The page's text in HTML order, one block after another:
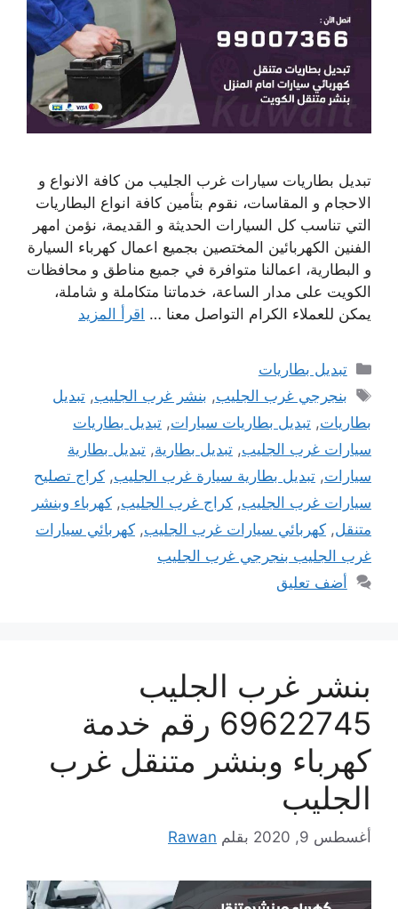
تبديل بطاريات سيارات غرب الجليب من كافة الانواع و
الاحجام و المقاسات، نقوم بتأمين كافة انواع البطاريات
التي تناسب كل السيارات الحديثة و القديمة، نؤمن امهر
الفنين الكهربائين المختصين بجميع اعمال كهرباء السيارة
و البطارية، اعمالنا متوافرة في جميع مناطق و محافظات
الكويت على مدار الساعة، خدماتنا متكاملة و شاملة،
يمكن للعملاء الكرام التواصل معنا … اقرأ المزيد
التصنيفات
تبديل بطاريات
الوسوم
بنجرجي غرب الجليب, بنشر غرب الجليب,تبديل
بطاريات, تبديل بطاريات سيارات, تبديل بطاريات
سيارات غرب الجليب, تبديل بطارية, تبديل بطارية
سيارات, تبديل بطارية سيارة غرب الجليب, كراج تصليح
سيارات غرب الجليب, كراج غرب الجليب, كهرباء وبنشر
متنقل, كهربائي سيارات غرب الجليب, كهربائي سيارات
غرب الجليب بنجرجي غرب الجليب
أضف تعليق
بنشر غرب الجليب
69622745 رقم خدمة
كهرباء وبنشر متنقل غرب
الجليب
أغسطس 9, 2020 بقلم Rawan